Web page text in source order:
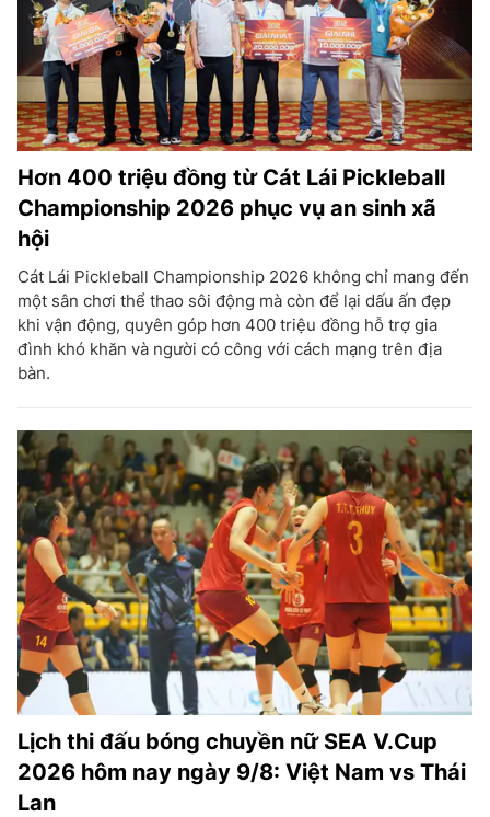
Hơn 400 triệu đồng từ Cát Lái Pickleball
Championship 2026 phục vụ an sinh xã
hội
Cát Lái Pickleball Championship 2026 không chỉ mang đến
một sân chơi thể thao sôi động mà còn để lại dấu ấn đẹp
khi vận động, quyên góp hơn 400 triệu đồng hỗ trợ gia
đình khó khăn và người có công với cách mạng trên địa
bàn.
Lịch thi đấu bóng chuyền nữ SEA V.Cup
2026 hôm nay ngày 9/8: Việt Nam vs Thái
Lan